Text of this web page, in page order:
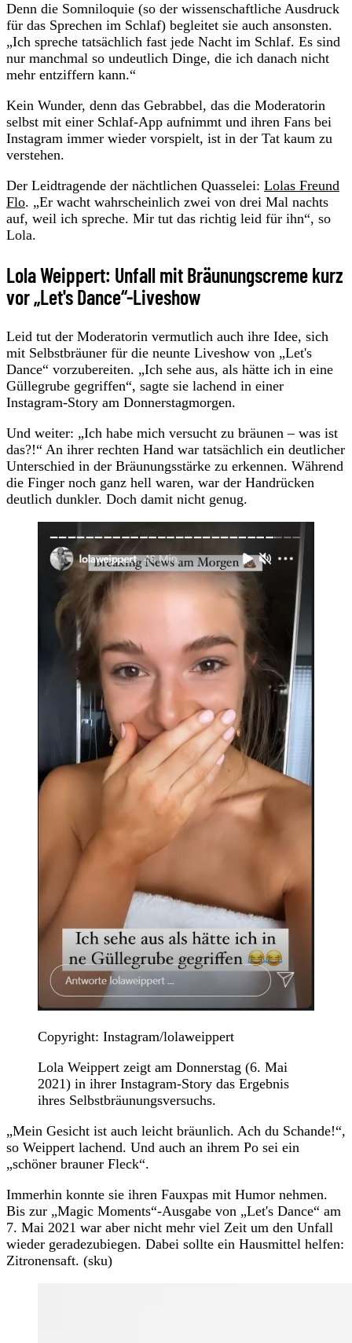
Denn die Somniloquie (so der wissenschaftliche Ausdruck
für das Sprechen im Schlaf) begleitet sie auch ansonsten.
„Ich spreche tatsächlich fast jede Nacht im Schlaf. Es sind
nur manchmal so undeutlich Dinge, die ich danach nicht
mehr entziffern kann.“
Kein Wunder, denn das Gebrabbel, das die Moderatorin
selbst mit einer Schlaf-App aufnimmt und ihren Fans bei
Instagram immer wieder vorspielt, ist in der Tat kaum zu
verstehen.
Der Leidtragende der nächtlichen Quasselei: Lolas Freund
Flo. „Er wacht wahrscheinlich zwei von drei Mal nachts
auf, weil ich spreche. Mir tut das richtig leid für ihn“, so
Lola.
Lola Weippert: Unfall mit Bräunungscreme kurz
vor „Let's Dance“-Liveshow
Leid tut der Moderatorin vermutlich auch ihre Idee, sich
mit Selbstbräuner für die neunte Liveshow von „Let's
Dance“ vorzubereiten. „Ich sehe aus, als hätte ich in eine
Güllegrube gegriffen“, sagte sie lachend in einer
Instagram-Story am Donnerstagmorgen.
Und weiter: „Ich habe mich versucht zu bräunen – was ist
das?!“ An ihrer rechten Hand war tatsächlich ein deutlicher
Unterschied in der Bräunungsstärke zu erkennen. Während
die Finger noch ganz hell waren, war der Handrücken
deutlich dunkler. Doch damit nicht genug.
Copyright: Instagram/lolaweippert
Lola Weippert zeigt am Donnerstag (6. Mai
2021) in ihrer Instagram-Story das Ergebnis
ihres Selbstbräunungsversuchs.
„Mein Gesicht ist auch leicht bräunlich. Ach du Schande!“,
so Weippert lachend. Und auch an ihrem Po sei ein
„schöner brauner Fleck“.
Immerhin konnte sie ihren Fauxpas mit Humor nehmen.
Bis zur „Magic Moments“-Ausgabe von „Let's Dance“ am
7. Mai 2021 war aber nicht mehr viel Zeit um den Unfall
wieder geradezubiegen. Dabei sollte ein Hausmittel helfen:
Zitronensaft. (sku)